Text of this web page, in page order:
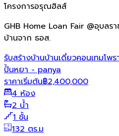
โครงการอรุณฮิลส์
GHB Home Loan Fair @อุบลร
บ้านจาก ธอส.
รับสร้างบ้านบ้านเดี่ยวคอนเทมโพร
ปั้นหยา - panya
ราคาเริ่มต้น฿2,400,000
4 ห้อง
2 น้ำ
1 ชั้น
132 ตร.ม